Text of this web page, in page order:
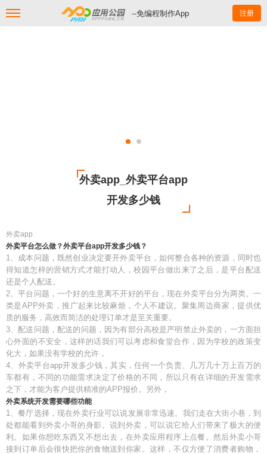
--免编程制作App 注册
外卖app_外卖平台app
开发多少钱
外卖app
外卖平台怎么做？外卖平台app开发多少钱？
1、成本问题，既然创业决定要开外卖平台，如何整合各种的资源，同时也
得知道怎样的营销方式才能打动人，校园平台做出来了之后，是平台配送
还是个人配送。
2、平台问题，一个好的生意离不开好的平台，现在外卖平台分为两类。一
类是APP外卖，推广起来比较麻烦，个人不建议。聚集周边商家，提供优
质的服务，高效而简洁的处理订单才是至关重要。
3、配送问题，配送的问题，因为有部分高校是严明禁止外卖的，一方面担
心外面的不安全，这样的话我们可以考虑和食堂合作，因为学校的政策变
化大，如果没有学校的允许，
4、外卖平台app开发多少钱，其实，任何一个负责、几万几十万上百万的
车都有，不同的功能需求决定了价格的不同，所以只有在详细的开发需求
之下，才能为客户提供精准的APP报价。另外，
外卖系统开发需要哪些功能
1、餐厅选择，现在外卖行业可以说发展非常迅速。我们走在大街小巷，到
处都能看到外卖小哥的身影。说到外卖，可以说它给人们带来了极大的便
利。如果你想吃东西又不想出去，在外卖应用程序上点餐。然后外卖小哥
接到订单后会很快把你的食物送到你家。这样，不仅方便了消费者购物，